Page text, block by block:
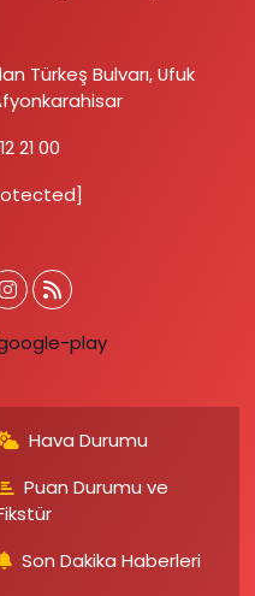
Türkeş Bulvarı, Ufuk
21 00
Hava Durumu
Puan Durumu ve
Son Dakika Haberleri